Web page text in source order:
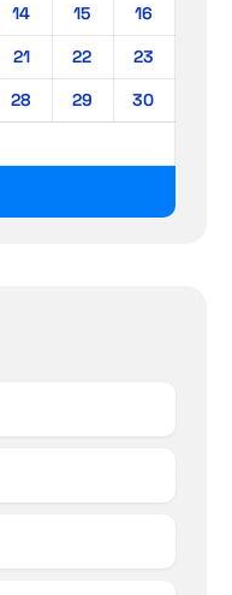
14 15
16
21 22
23
28 29
30